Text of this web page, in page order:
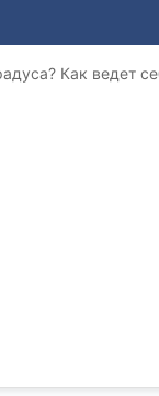
Как ведет